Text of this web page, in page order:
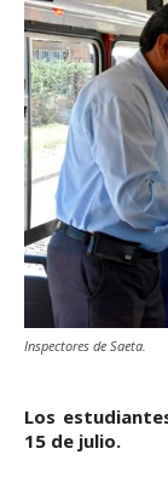
Inspectores de Saeta.
Los
15 de julio.